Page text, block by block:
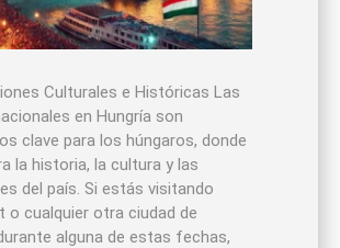
Culturales e Históricas Las
en Hungría son
clave para los húngaros, donde
la historia, la cultura y las
del país. Si estás visitando
o cualquier otra ciudad de
alguna de estas fechas,